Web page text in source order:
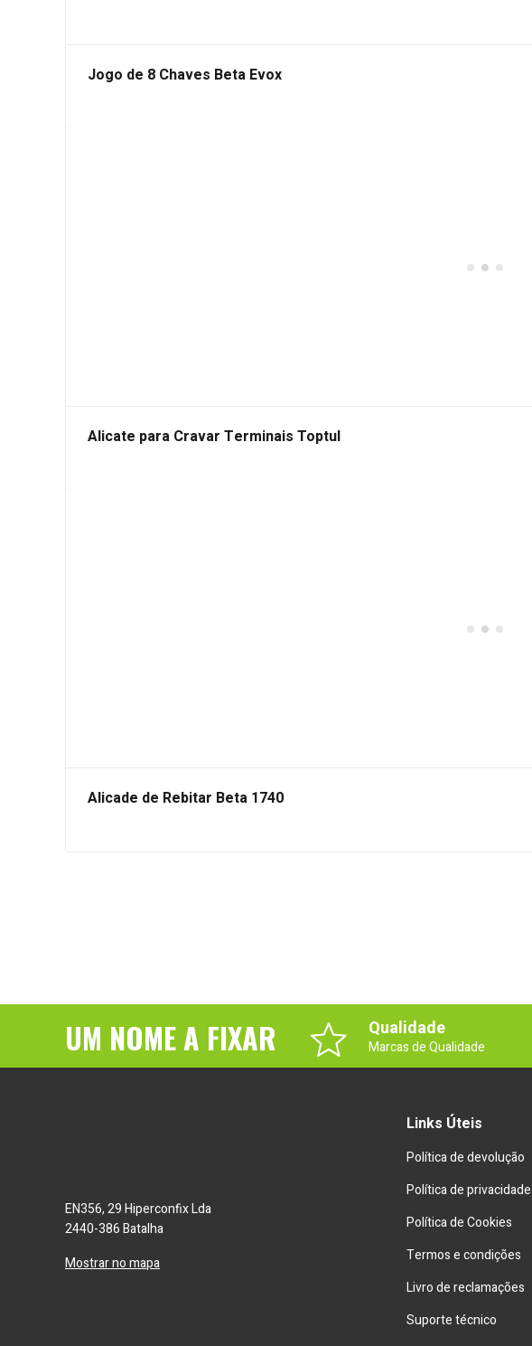
Jogo de 8 Chaves Beta Evox
Alicate para Cravar Terminais Toptul
Alicade de Rebitar Beta 1740
UM NOME A FIXAR Qualidade
Marcas de Qualidade
EN356, 29 Hiperconfix Lda
2440-386 Batalha
Mostrar no mapa
Links Úteis
Política de devolução
Política de privacidade
Política de Cookies
Termos e condições
Livro de reclamações
Suporte técnico